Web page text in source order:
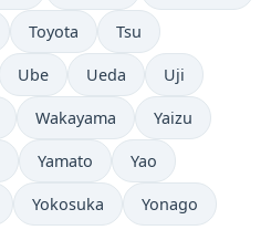
Toyota Tsu
Ube Ueda Uji
Wakayama Yaizu
Yamato Yao
Yokosuka Yonago